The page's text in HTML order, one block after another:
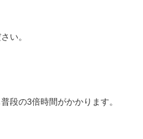
い。
段の3倍時間がかかります。